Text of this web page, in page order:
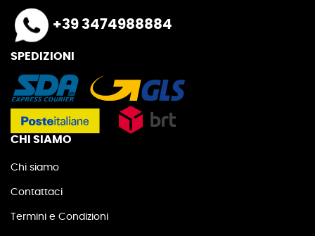
+39 3474988884
SPEDIZIONI
CHI SIAMO
Chi siamo
Contattaci
Termini e Condizioni